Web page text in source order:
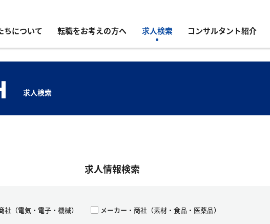
ちについて 転職をお考えの方へ 求人検索 コンサルタント紹介
求人検索
求人情報検索
社（電気・電子・機械）
メーカー・商社（素材・食品・医薬品）